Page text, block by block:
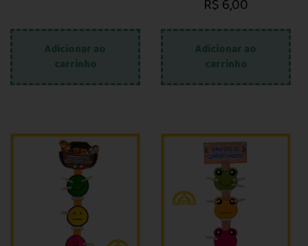
Adicionar ao
carrinho
R$6,00
Adicionar ao
carrinho